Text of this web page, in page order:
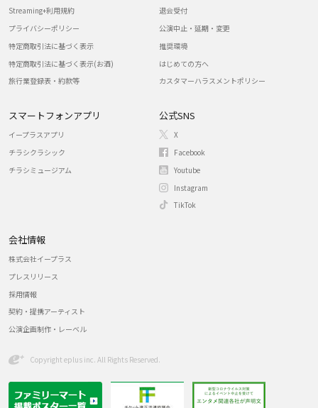
Streaming+利用規約
プライバシーポリシー
特定商取引法に基づく表示
特定商取引法に基づく表示(お酒)
旅行業登録表・約款等
退会受付
公演中止・延期・変更
推奨環境
はじめての方へ
カスタマーハラスメントポリシー
スマートフォンアプリ
イープラスアプリ
チラシクラシック
チラシミュージアム
公式SNS
X
Facebook
Youtube
Instagram
TikTok
会社情報
株式会社イープラス
プレスリリース
採用情報
契約・提携アーティスト
公演企画制作・レーベル
Copyright eplus inc. All Rights Reserved.